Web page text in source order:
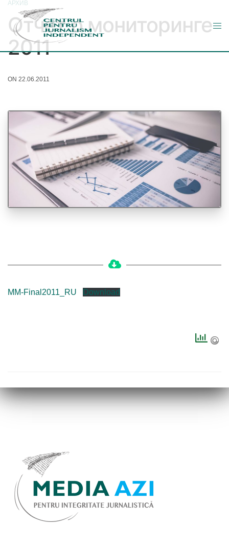
АРХИВ
Отчет о мониторинге
2011
ON 22.06.2011
MM-Final2011_RU Download